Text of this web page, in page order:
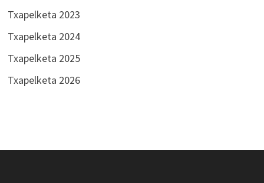
Txapelketa 2023
Txapelketa 2024
Txapelketa 2025
Txapelketa 2026